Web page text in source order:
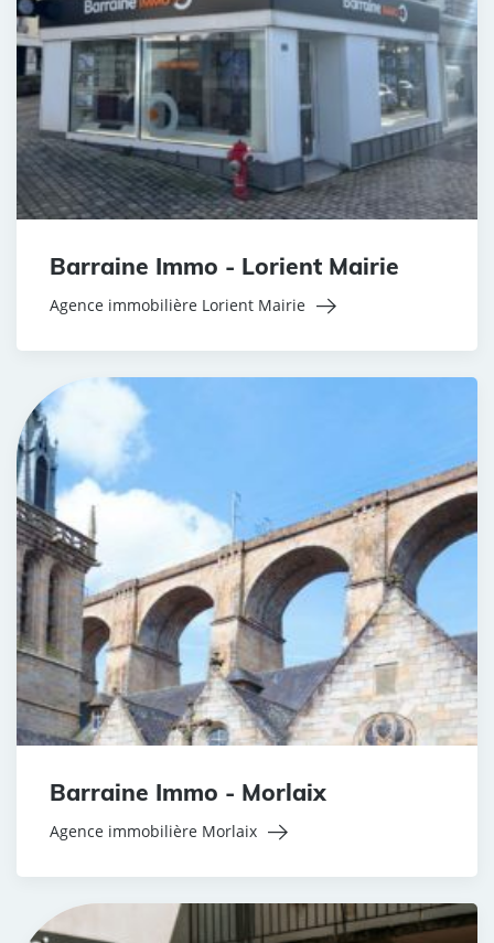
Barraine Immo - Lorient Mairie
Agence immobilière Lorient Mairie
Barraine Immo - Morlaix
Agence immobilière Morlaix